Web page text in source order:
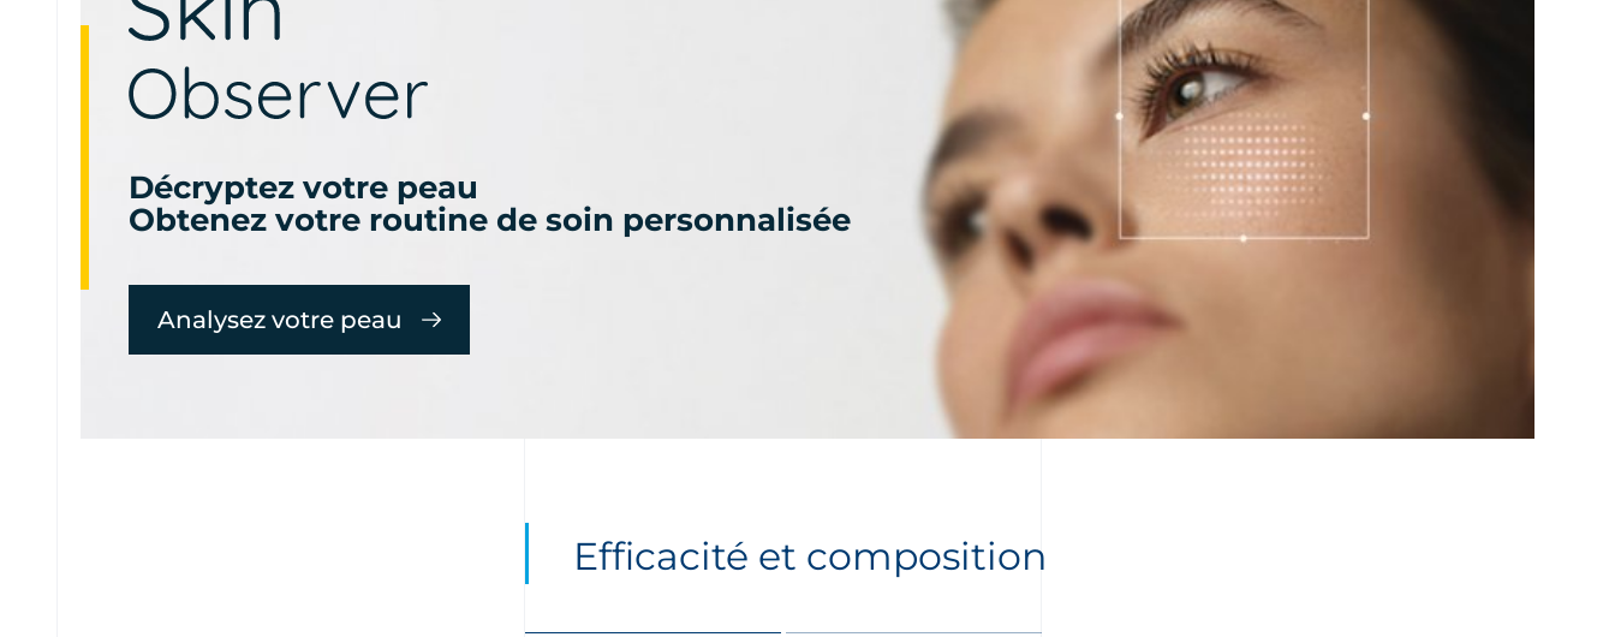
Décryptez votre peau
Obtenez votre routine de soin personnalisée
Analysez votre peau
Efficacité et composition